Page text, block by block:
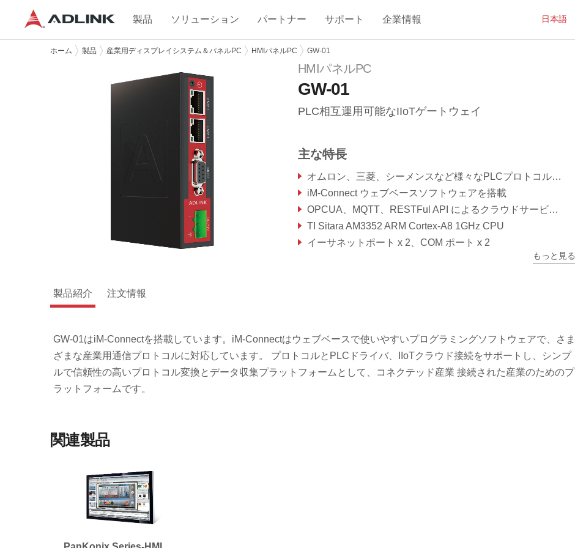
日本語
製品 ソリューション パートナー サポート 企業情報
ホーム 製品 産業用ディスプレイシステム＆パネルPC HMIパネルPC GW-01
HMIパネルPC
GW-01
PLC相互運用可能なIIoTゲートウェイ
主な特長
オムロン、三菱、シーメンスなど様々なPLCプロトコルをサポート
iM-Connect ウェブベースソフトウェアを搭載
OPCUA、MQTT、RESTFul API によるクラウドサービスコネクティビティ
TI Sitara AM3352 ARM Cortex-A8 1GHz CPU
イーサネットポート x 2、COM ポート x 2
もっと見る
製品紹介 注文情報
GW-01はiM-Connectを搭載しています。iM-Connectはウェブベースで使いやすいプログラミングソフトウェアで、さま
ざまな産業用通信プロトコルに対応しています。 プロトコルとPLCドライバ、IIoTクラウド接続をサポートし、シンプ
ルで信頼性の高いプロトコル変換とデータ収集プラットフォームとして、コネクテッド産業 接続された産業のためのプ
ラットフォームです。
関連製品